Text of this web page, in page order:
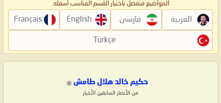
المواضيع فتفضل باختيار القسم المناسب أسفله.
العربية فارسی English
Français
Türkçe
حكيم خالد هلال طامش
من الأنصار السابقين الأخيار